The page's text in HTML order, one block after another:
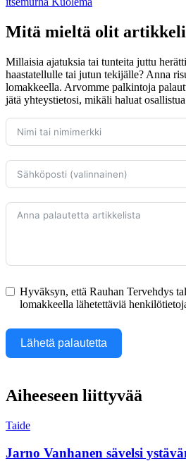
Mitä mieltä olit
Millaisia ajatuksia tai tunteita juttu
haastatellulle tai jutun tekijälle? Anna
lomakkeella. Arvomme palkintoja
jätä yhteystietosi, mikäli haluat
Hyväksyn, että Rauhan Tervehdys
lomakkeella lähetettäviä
Lähetä palautetta
Aiheeseen liittyvää
Taide
Jarno Vanhanen sävelsi